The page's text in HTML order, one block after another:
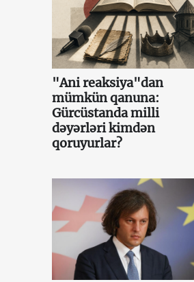
"Ani reaksiya"dan
mümkün qanuna:
Gürcüstanda milli
dəyərləri kimdən
qoruyurlar?